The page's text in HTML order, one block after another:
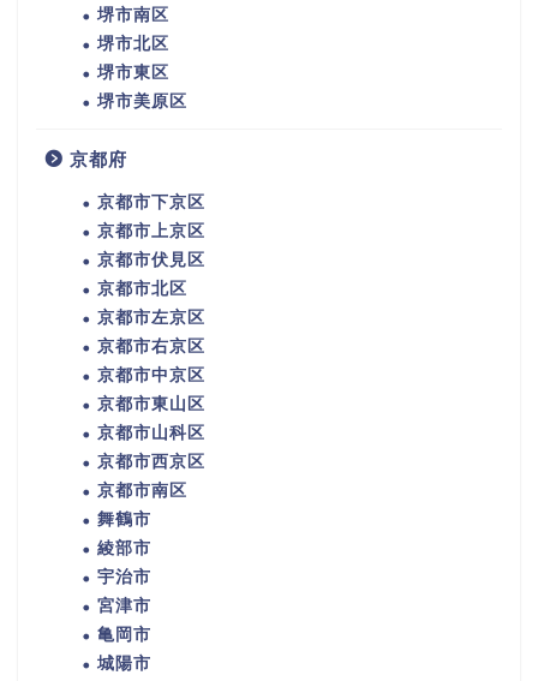
堺市南区
堺市北区
堺市東区
堺市美原区
京都府
京都市下京区
京都市上京区
京都市伏見区
京都市北区
京都市左京区
京都市右京区
京都市中京区
京都市東山区
京都市山科区
京都市西京区
京都市南区
舞鶴市
綾部市
宇治市
宮津市
亀岡市
城陽市